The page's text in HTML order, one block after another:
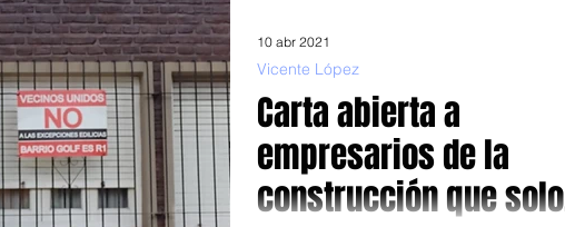
Carta abierta a
empresarios de la
construcción que solo
Vicente López
10 abr 2021